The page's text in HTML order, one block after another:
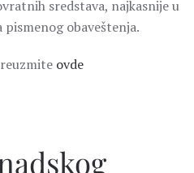
sredstava, najkasnije u
obaveštenja.
ovde